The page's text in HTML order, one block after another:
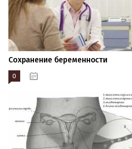
Сохранение беременности
0